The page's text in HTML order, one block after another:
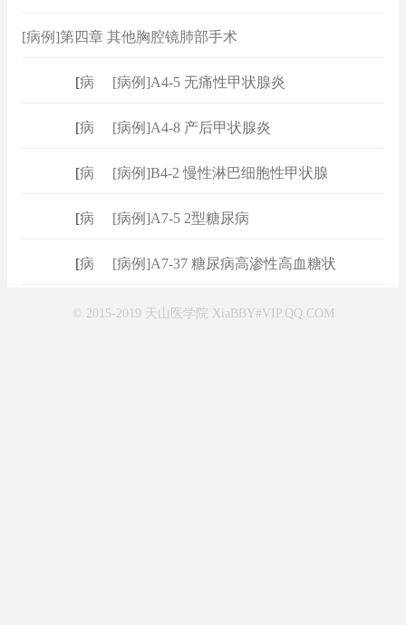
[病例]第四章 其他胸腔镜肺部手术
病例 [病例]A4-5 无痛性甲状腺炎
病例 [病例]A4-8 产后甲状腺炎
病例 [病例]B4-2 慢性淋巴细胞性甲状腺
病例 [病例]A7-5 2型糖尿病
病例 [病例]A7-37 糖尿病高渗性高血糖状
© 2015-2019 天山医学院 XiaBBY#VIP.QQ.COM